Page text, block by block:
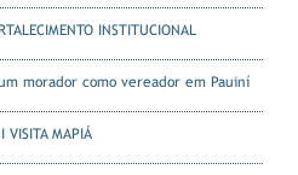
INSTITUCIONAL
morador como vereador em Pauiní
VISITA MAPIÁ